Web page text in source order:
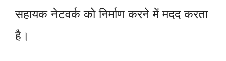
सहायक नेटवर्क को निर्माण करने में मदद करता
है।